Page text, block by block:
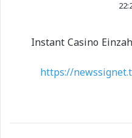
Instant Casino
https://